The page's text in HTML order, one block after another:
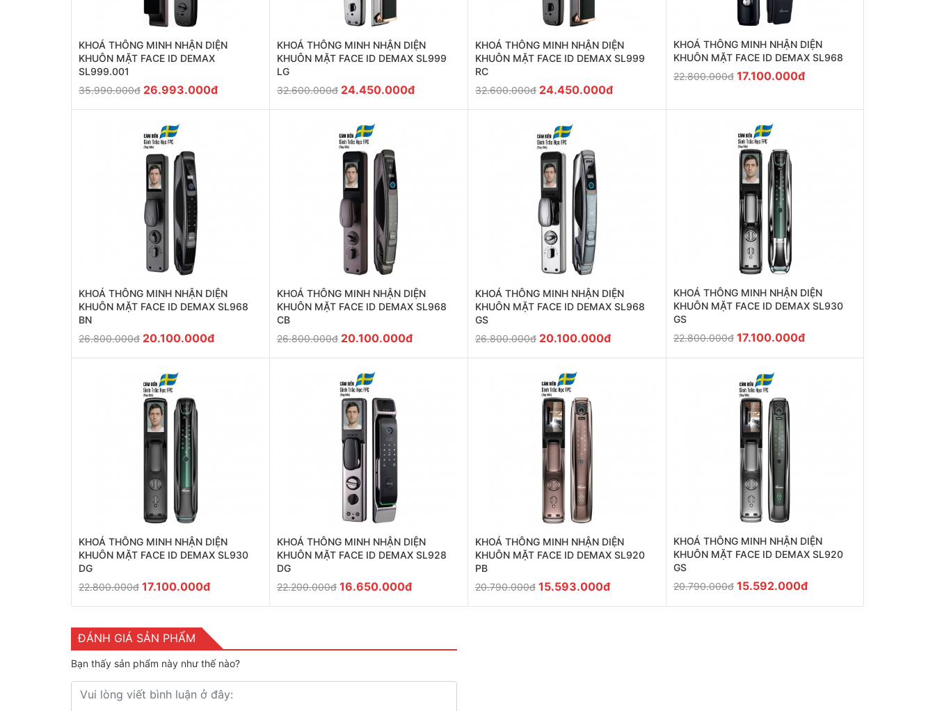
KHOÁ THÔNG MINH NHẬN DIỆN
KHUÔN MẶT FACE ID DEMAX
SL999.001
35.990.000đ 26.993.000đ
KHOÁ THÔNG MINH NHẬN DIỆN
KHUÔN MẶT FACE ID DEMAX SL999
LG
32.600.000đ 24.450.000đ
KHOÁ THÔNG MINH NHẬN DIỆN
KHUÔN MẶT FACE ID DEMAX SL999
RC
32.600.000đ 24.450.000đ
KHOÁ THÔNG MINH NHẬN DIỆN
KHUÔN MẶT FACE ID DEMAX SL968
22.800.000đ 17.100.000đ
KHOÁ THÔNG MINH NHẬN DIỆN
KHUÔN MẶT FACE ID DEMAX SL968
BN
26.800.000đ 20.100.000đ
KHOÁ THÔNG MINH NHẬN DIỆN
KHUÔN MẶT FACE ID DEMAX SL968
CB
26.800.000đ 20.100.000đ
KHOÁ THÔNG MINH NHẬN DIỆN
KHUÔN MẶT FACE ID DEMAX SL968
GS
26.800.000đ 20.100.000đ
KHOÁ THÔNG MINH NHẬN DIỆN
KHUÔN MẶT FACE ID DEMAX SL930
GS
22.800.000đ 17.100.000đ
KHOÁ THÔNG MINH NHẬN DIỆN
KHUÔN MẶT FACE ID DEMAX SL930
DG
22.800.000đ 17.100.000đ
KHOÁ THÔNG MINH NHẬN DIỆN
KHUÔN MẶT FACE ID DEMAX SL928
DG
22.200.000đ 16.650.000đ
KHOÁ THÔNG MINH NHẬN DIỆN
KHUÔN MẶT FACE ID DEMAX SL920
PB
20.790.000đ 15.593.000đ
KHOÁ THÔNG MINH NHẬN DIỆN
KHUÔN MẶT FACE ID DEMAX SL920
GS
20.790.000đ 15.592.000đ
ĐÁNH GIÁ SẢN PHẨM
Bạn thấy sản phẩm này như thế nào?